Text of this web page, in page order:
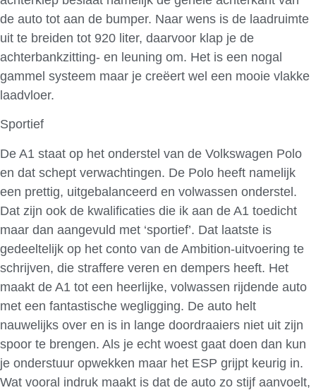
de auto tot aan de bumper. Naar wens is de laadruimte
uit te breiden tot 920 liter, daarvoor klap je de
achterbankzitting- en leuning om. Het is een nogal
gammel systeem maar je creëert wel een mooie vlakke
laadvloer.
Sportief
De A1 staat op het onderstel van de Volkswagen Polo
en dat schept verwachtingen. De Polo heeft namelijk
een prettig, uitgebalanceerd en volwassen onderstel.
Dat zijn ook de kwalificaties die ik aan de A1 toedicht
maar dan aangevuld met ‘sportief’. Dat laatste is
gedeeltelijk op het conto van de Ambition-uitvoering te
schrijven, die straffere veren en dempers heeft. Het
maakt de A1 tot een heerlijke, volwassen rijdende auto
met een fantastische wegligging. De auto helt
nauwelijks over en is in lange doordraaiers niet uit zijn
spoor te brengen. Als je echt woest gaat doen dan kun
je onderstuur opwekken maar het ESP grijpt keurig in.
Wat vooral indruk maakt is dat de auto zo stijf aanvoelt,